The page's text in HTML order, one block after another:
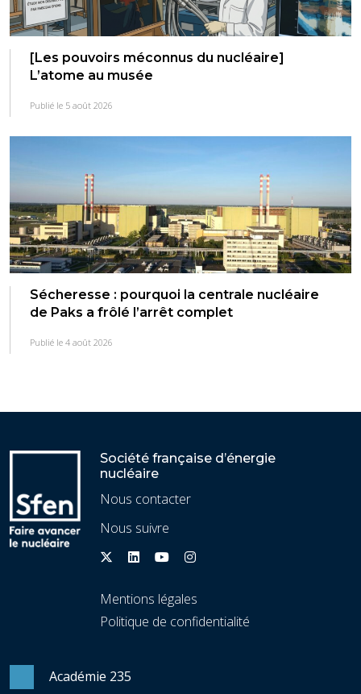
[Les pouvoirs méconnus du nucléaire]
L’atome au musée
Publié le 5 août 2026
Sécheresse : pourquoi la centrale nucléaire
de Paks a frôlé l’arrêt complet
Publié le 4 août 2026
Société française d’énergie
nucléaire
Nous contacter
Nous suivre
Mentions légales
Politique de confidentialité
Académie 235